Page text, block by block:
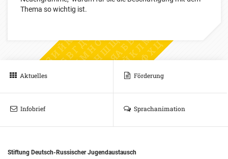
Thema so wichtig ist.
Aktuelles Förderung
Infobrief Sprachanimation
Stiftung Deutsch-Russischer Jugendaustausch